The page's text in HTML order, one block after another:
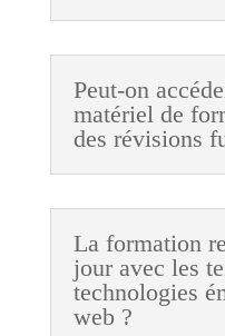
Peut-on
matériel de
des révisions
La formation
jour avec les
technologies
web ?